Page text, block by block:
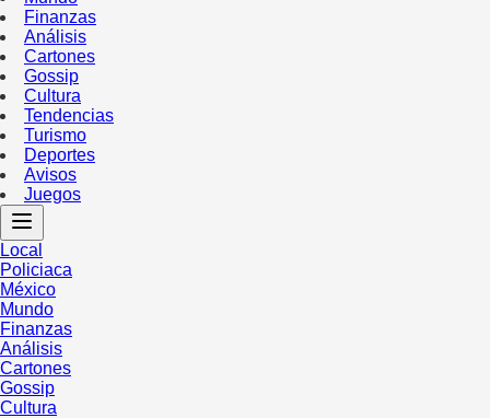
Finanzas
Análisis
Cartones
Gossip
Cultura
Tendencias
Turismo
Deportes
Avisos
Juegos
Local
Policiaca
México
Mundo
Finanzas
Análisis
Cartones
Gossip
Cultura